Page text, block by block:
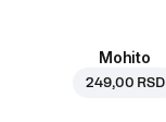
Mohito
249,00 RSD